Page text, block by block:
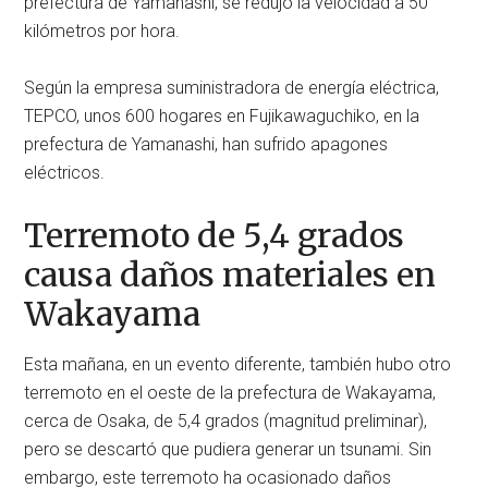
kilómetros por hora.
Según la empresa suministradora de energía eléctrica,
TEPCO, unos 600 hogares en Fujikawaguchiko, en la
prefectura de Yamanashi, han sufrido apagones
eléctricos.
Terremoto de 5,4 grados
causa daños materiales en
Wakayama
Esta mañana, en un evento diferente, también hubo otro
terremoto en el oeste de la prefectura de Wakayama,
cerca de Osaka, de 5,4 grados (magnitud preliminar),
pero se descartó que pudiera generar un tsunami. Sin
embargo, este terremoto ha ocasionado daños